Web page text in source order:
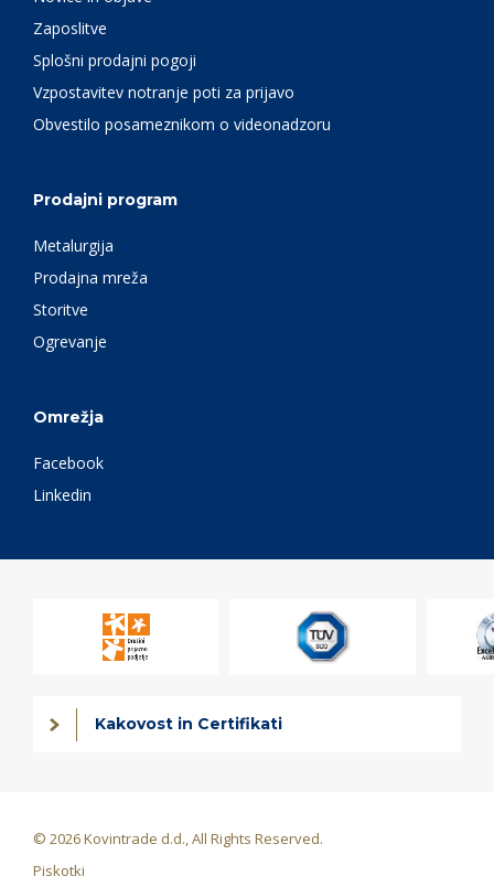
Zaposlitve
Splošni prodajni pogoji
Vzpostavitev notranje poti za prijavo
Obvestilo posameznikom o videonadzoru
Prodajni program
Metalurgija
Prodajna mreža
Storitve
Ogrevanje
Omrežja
Facebook
Linkedin
Kakovost in Certifikati
© 2026 Kovintrade d.d., All Rights Reserved.
Piskotki